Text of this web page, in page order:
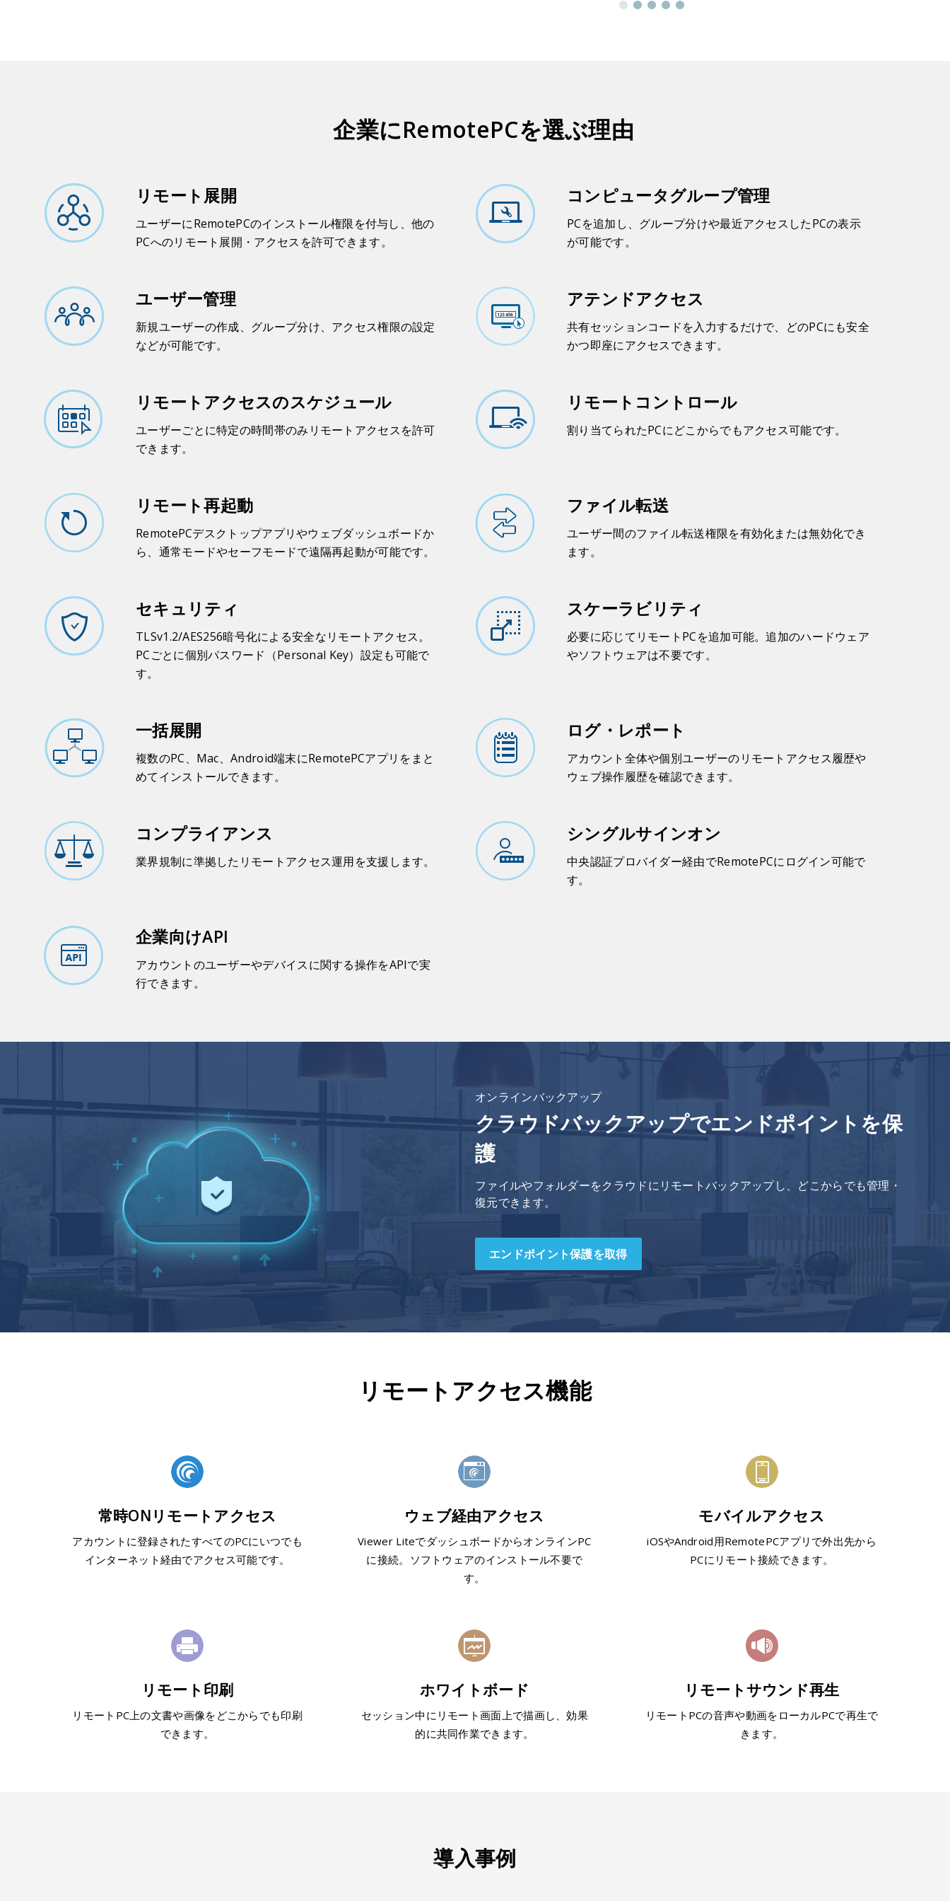
企業にRemotePCを選ぶ理由
リモート展開
ユーザーにRemotePCのインストール権限を付与し、他の
PCへのリモート展開・アクセスを許可できます。
コンピュータグループ管理
PCを追加し、グループ分けや最近アクセスしたPCの表示
が可能です。
ユーザー管理
新規ユーザーの作成、グループ分け、アクセス権限の設定
などが可能です。
アテンドアクセス
共有セッションコードを入力するだけで、どのPCにも安全
かつ即座にアクセスできます。
リモートアクセスのスケジュール
ユーザーごとに特定の時間帯のみリモートアクセスを許可
できます。
リモートコントロール
割り当てられたPCにどこからでもアクセス可能です。
リモート再起動
RemotePCデスクトップアプリやウェブダッシュボードか
ら、通常モードやセーフモードで遠隔再起動が可能です。
ファイル転送
ユーザー間のファイル転送権限を有効化または無効化でき
ます。
セキュリティ
TLSv1.2/AES256暗号化による安全なリモートアクセス。
PCごとに個別パスワード（Personal Key）設定も可能で
す。
スケーラビリティ
必要に応じてリモートPCを追加可能。追加のハードウェア
やソフトウェアは不要です。
一括展開
複数のPC、Mac、Android端末にRemotePCアプリをまと
めてインストールできます。
ログ・レポート
アカウント全体や個別ユーザーのリモートアクセス履歴や
ウェブ操作履歴を確認できます。
コンプライアンス
業界規制に準拠したリモートアクセス運用を支援します。
シングルサインオン
中央認証プロバイダー経由でRemotePCにログイン可能で
す。
企業向けAPI
アカウントのユーザーやデバイスに関する操作をAPIで実
行できます。
オンラインバックアップ
クラウドバックアップでエンドポイントを保
護
ファイルやフォルダーをクラウドにリモートバックアップし、どこからでも管理・
復元できます。
エンドポイント保護を取得
リモートアクセス機能
常時ONリモートアクセス
アカウントに登録されたすべてのPCにいつでも
インターネット経由でアクセス可能です。
ウェブ経由アクセス
Viewer LiteでダッシュボードからオンラインPC
に接続。ソフトウェアのインストール不要で
す。
モバイルアクセス
iOSやAndroid用RemotePCアプリで外出先から
PCにリモート接続できます。
リモート印刷
リモートPC上の文書や画像をどこからでも印刷
できます。
ホワイトボード
セッション中にリモート画面上で描画し、効果
的に共同作業できます。
リモートサウンド再生
リモートPCの音声や動画をローカルPCで再生で
きます。
導入事例